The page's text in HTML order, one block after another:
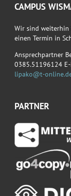
CAMPUS
Wir sind weiterhin
einen Termin in
Ansprechpartner
0385.51196124
lipako@t-
PARTNER